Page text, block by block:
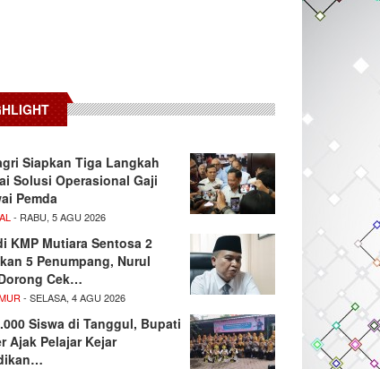
Siapkan Tiga Langkah
Solusi Operasional Gaji
Pemda
- RABU, 5 AGU 2026
KMP Mutiara Sentosa 2
5 Penumpang, Nurul
Cek…
- SELASA, 4 AGU 2026
Siswa di Tanggul, Bupati
Ajak Pelajar Kejar